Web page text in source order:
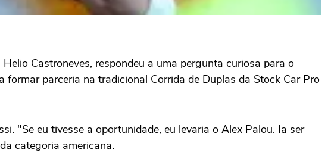
Castroneves, respondeu a uma pergunta curiosa para o
parceria na tradicional Corrida de Duplas da Stock Car Pro
"Se eu tivesse a oportunidade, eu levaria o Alex Palou. Ia ser
categoria americana.